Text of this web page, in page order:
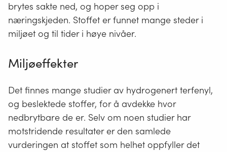
brytes sakte ned, og hoper seg opp i
næringskjeden. Stoffet er funnet mange steder i
miljøet og til tider i høye nivåer.
Miljøeffekter
Det finnes mange studier av hydrogenert terfenyl,
og beslektede stoffer, for å avdekke hvor
nedbrytbare de er. Selv om noen studier har
motstridende resultater er den samlede
vurderingen at stoffet som helhet oppfyller det